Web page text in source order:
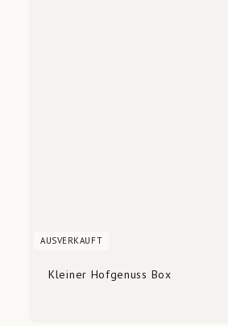
AUSVERKAUFT
Kleiner Hofgenuss Box